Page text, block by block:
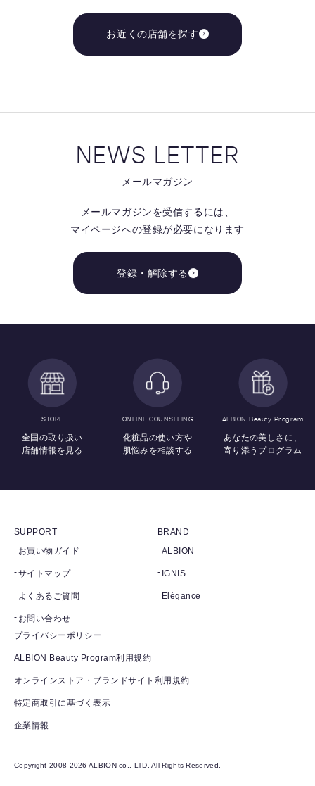
お近くの店舗を探す
NEWS LETTER
メールマガジン
メールマガジンを受信するには、
マイページへの登録が必要になります
登録・解除する
STORE
全国の取り扱い
店舗情報を見る
ONLINE COUNSELING
化粧品の使い方や
肌悩みを相談する
ALBION Beauty Program
あなたの美しさに、
寄り添うプログラム
SUPPORT
お買い物ガイド
サイトマップ
よくあるご質問
お問い合わせ
BRAND
ALBION
IGNIS
Elégance
プライバシーポリシー
ALBION Beauty Program利用規約
オンラインストア・ブランドサイト利用規約
特定商取引に基づく表示
企業情報
Copyright 2008-2026 ALBION co., LTD. All Rights Reserved.